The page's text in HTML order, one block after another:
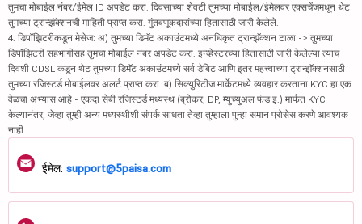
तुमचा मोबाईल नंबर/ईमेल ID अपडेट करा. दिवसाच्या शेवटी तुमच्या मोबाईल/ईमेलवर एक्सचेंजमधून थेट
तुमच्या ट्रान्झॅक्शनची माहिती प्राप्त करा. गुंतवणूकदारांच्या हितासाठी जारी केलेले.
4. डिपॉझिटरीकडून मेसेज: अ) तुमच्या डिमॅट अकाउंटमध्ये अनधिकृत ट्रान्झॅक्शन टाळा -> तुमच्या
डिपॉझिटरी सहभागीसह तुमचा मोबाईल नंबर अपडेट करा. इन्व्हेस्टरच्या हितासाठी जारी केलेल्या त्याच
दिवशी CDSL कडून थेट तुमच्या डिमॅट अकाउंटमध्ये सर्व डेबिट आणि इतर महत्त्वाच्या ट्रान्झॅक्शनसाठी
तुमच्या रजिस्टर्ड मोबाईलवर अलर्ट प्राप्त करा. ब) सिक्युरिटीज मार्केटमध्ये व्यवहार करताना KYC हा एक
वेळचा अभ्यास आहे - एकदा सेबी रजिस्टर्ड मध्यस्थ (ब्रोकर, DP, म्युच्युअल फंड इ.) मार्फत KYC
केल्यानंतर, जेव्हा तुम्ही अन्य मध्यस्थीशी संपर्क साधता तेव्हा तुम्हाला पुन्हा समान प्रोसेस करणे आवश्यक
नाही.
ईमेल: support@5paisa.com